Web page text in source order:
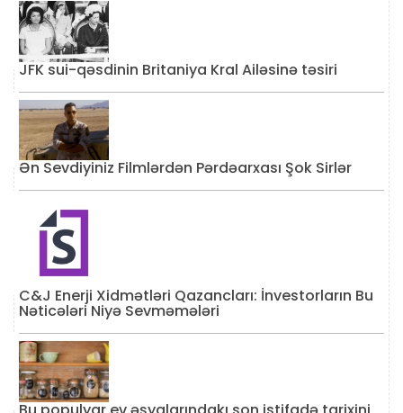
JFK sui-qəsdinin Britaniya Kral Ailəsinə təsiri
Ən Sevdiyiniz Filmlərdən Pərdəarxası Şok Sirlər
C&J Enerji Xidmətləri Qazancları: İnvestorların Bu
Nəticələri Niyə Sevməmələri